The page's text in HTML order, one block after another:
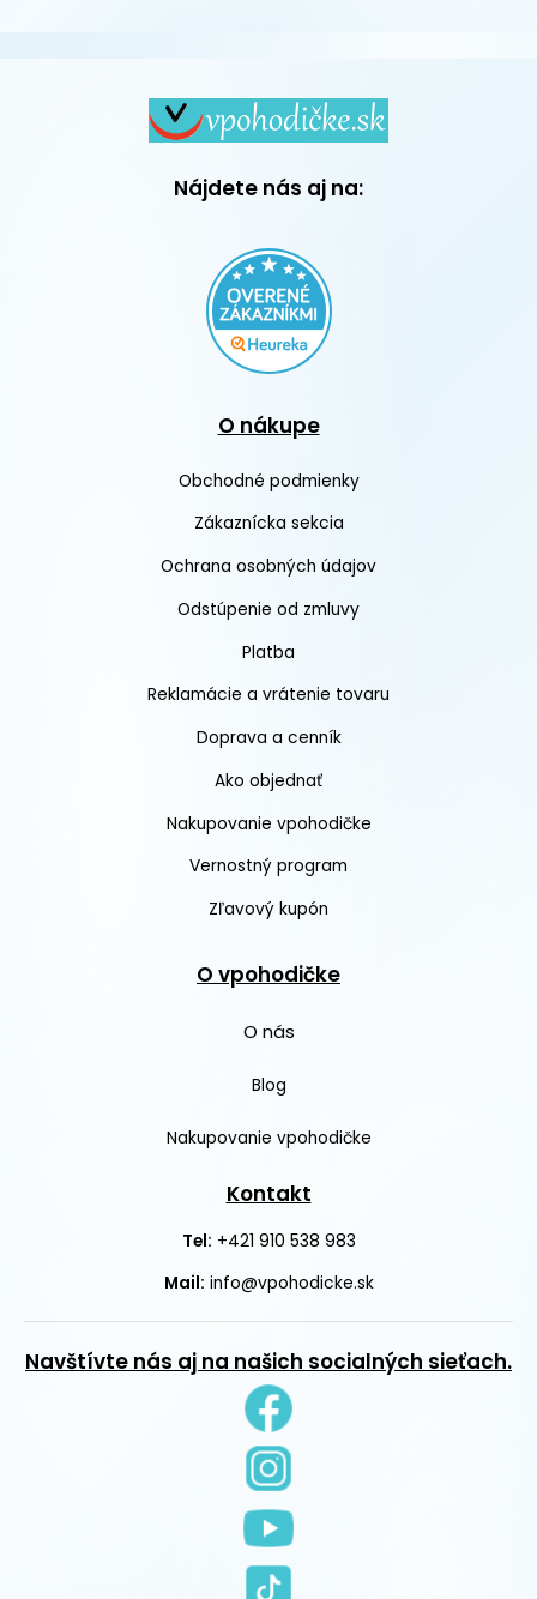
Nájdete nás aj na:
O nákupe
Obchodné podmienky
Zákaznícka sekcia
Ochrana osobných údajov
Odstúpenie od zmluvy
Platba
Reklamácie a vrátenie tovaru
Doprava a cenník
Ako objednať
Nakupovanie vpohodičke
Vernostný program
Zľavový kupón
O vpohodičke
O nás
Blog
Nakupovanie vpohodičke
Kontakt
Tel: +421 910 538 983
Mail: info@vpohodicke.sk
Navštívte nás aj na našich socialných sieťach.